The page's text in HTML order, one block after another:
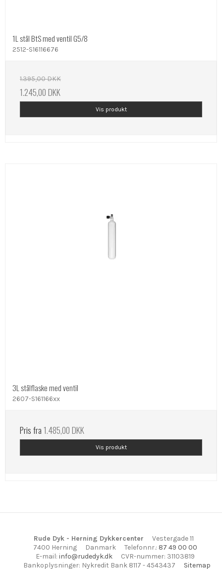
1L stål BtS med ventil G5/8
2512-S16116676
1.395,00 DKK
1.245,00 DKK
Vis produkt
3L stålflaske med ventil
2607-S161166xx
Pris fra1.485,00 DKK
Vis produkt
Rude Dyk - Herning Dykkercenter
Vestergade 11
7400 Herning
Danmark Telefonnr.: 87 49 00 00
E-mail: info@rudedyk.dk CVR-nummer: 31103819
Bankoplysninger: Nykredit Bank 8117 - 4543437 Sitemap